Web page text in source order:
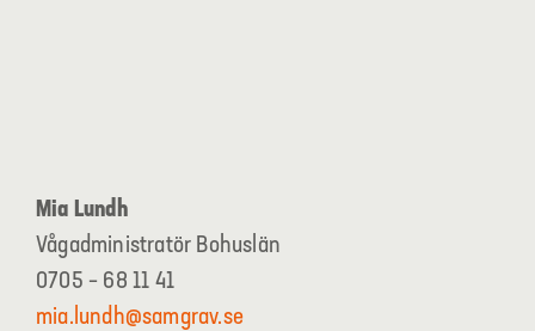
Mia Lundh
Vågadministratör Bohuslän
0705 – 68 11 41
mia.lundh@samgrav.se